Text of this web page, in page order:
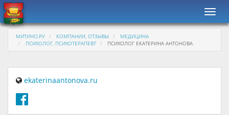
МИТИНО.РУ КОМПАНИИ, ОТЗЫВЫ
МЕДИЦИНА
ПСИХОЛОГ, ПСИХОТЕРАПЕВТ
ПСИХОЛОГ ЕКАТЕРИНА АНТОНОВА
ekaterinaantonova.ru